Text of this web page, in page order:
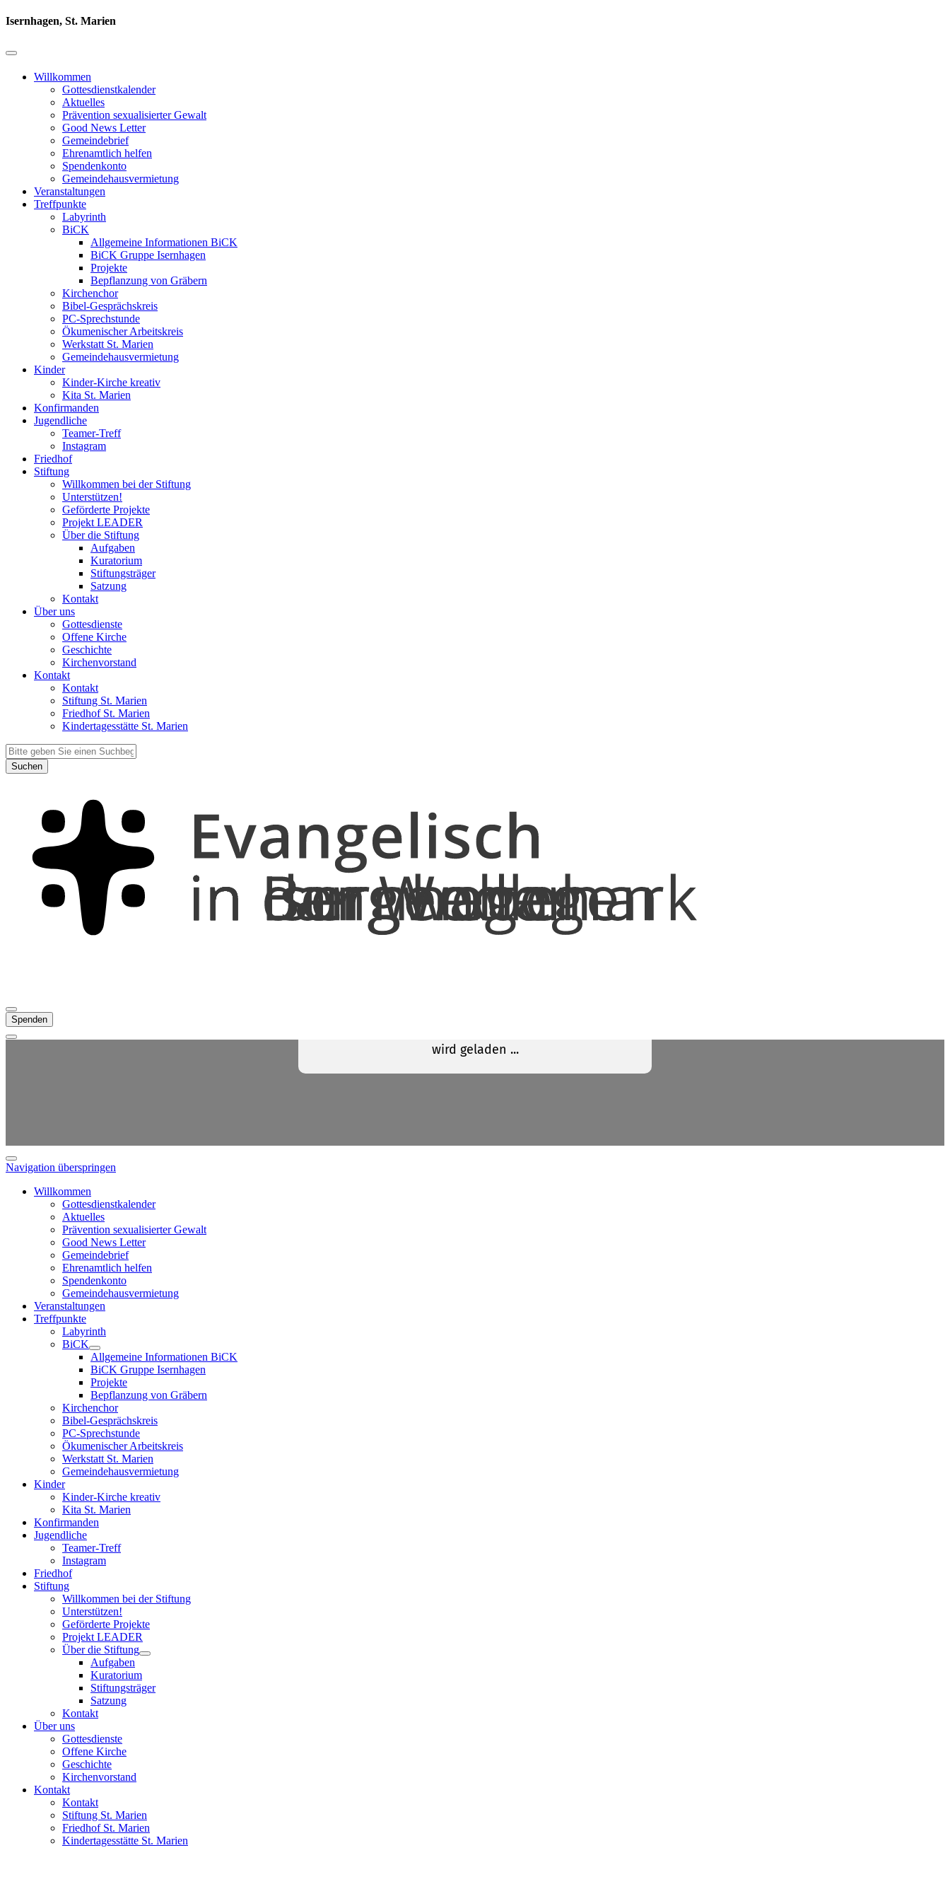
Isernhagen, St. Marien
Willkommen
Gottesdienstkalender
Aktuelles
Prävention sexualisierter Gewalt
Good News Letter
Gemeindebrief
Ehrenamtlich helfen
Spendenkonto
Gemeindehausvermietung
Veranstaltungen
Treffpunkte
Labyrinth
BiCK
Allgemeine Informationen BiCK
BiCK Gruppe Isernhagen
Projekte
Bepflanzung von Gräbern
Kirchenchor
Bibel-Gesprächskreis
PC-Sprechstunde
Ökumenischer Arbeitskreis
Werkstatt St. Marien
Gemeindehausvermietung
Kinder
Kinder-Kirche kreativ
Kita St. Marien
Konfirmanden
Jugendliche
Teamer-Treff
Instagram
Friedhof
Stiftung
Willkommen bei der Stiftung
Unterstützen!
Geförderte Projekte
Projekt LEADER
Über die Stiftung
Aufgaben
Kuratorium
Stiftungsträger
Satzung
Kontakt
Über uns
Gottesdienste
Offene Kirche
Geschichte
Kirchenvorstand
Kontakt
Kontakt
Stiftung St. Marien
Friedhof St. Marien
Kindertagesstätte St. Marien
Suchen
Spenden
Navigation überspringen
Willkommen
Gottesdienstkalender
Aktuelles
Prävention sexualisierter Gewalt
Good News Letter
Gemeindebrief
Ehrenamtlich helfen
Spendenkonto
Gemeindehausvermietung
Veranstaltungen
Treffpunkte
Labyrinth
BiCK
Allgemeine Informationen BiCK
BiCK Gruppe Isernhagen
Projekte
Bepflanzung von Gräbern
Kirchenchor
Bibel-Gesprächskreis
PC-Sprechstunde
Ökumenischer Arbeitskreis
Werkstatt St. Marien
Gemeindehausvermietung
Kinder
Kinder-Kirche kreativ
Kita St. Marien
Konfirmanden
Jugendliche
Teamer-Treff
Instagram
Friedhof
Stiftung
Willkommen bei der Stiftung
Unterstützen!
Geförderte Projekte
Projekt LEADER
Über die Stiftung
Aufgaben
Kuratorium
Stiftungsträger
Satzung
Kontakt
Über uns
Gottesdienste
Offene Kirche
Geschichte
Kirchenvorstand
Kontakt
Kontakt
Stiftung St. Marien
Friedhof St. Marien
Kindertagesstätte St. Marien